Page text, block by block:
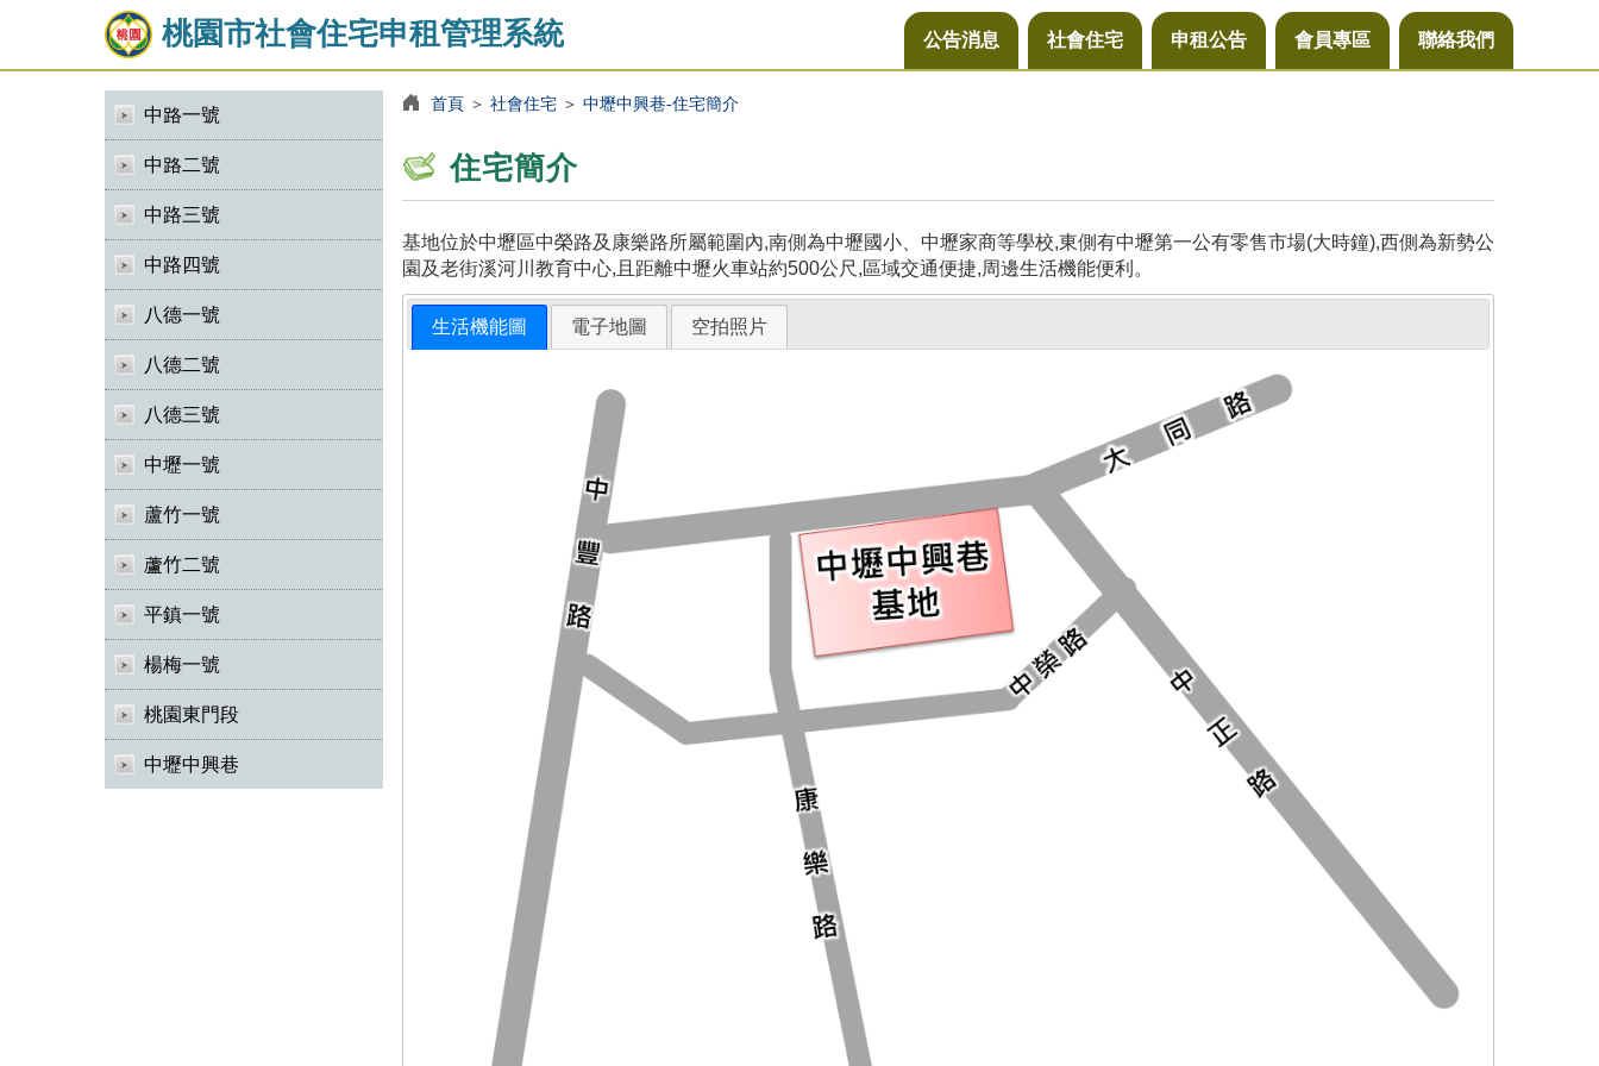
桃園市社會住宅申租管理系統 公告消息 社會住宅 申租公告 會員專區 聯絡我們
中路一號
中路二號
中路三號
中路四號
八德一號
八德二號
八德三號
中壢一號
蘆竹一號
蘆竹二號
平鎮一號
楊梅一號
桃園東門段
中壢中興巷
首頁＞ 社會住宅＞ 中壢中興巷-住宅簡介
住宅簡介
基地位於中壢區中榮路及康樂路所屬範圍內,南側為中壢國小、中壢家商等學校,東側有中壢第一公有零售市場(大時鐘),西側為新勢公
園及老街溪河川教育中心,且距離中壢火車站約500公尺,區域交通便捷,周邊生活機能便利。
生活機能圖 電子地圖 空拍照片